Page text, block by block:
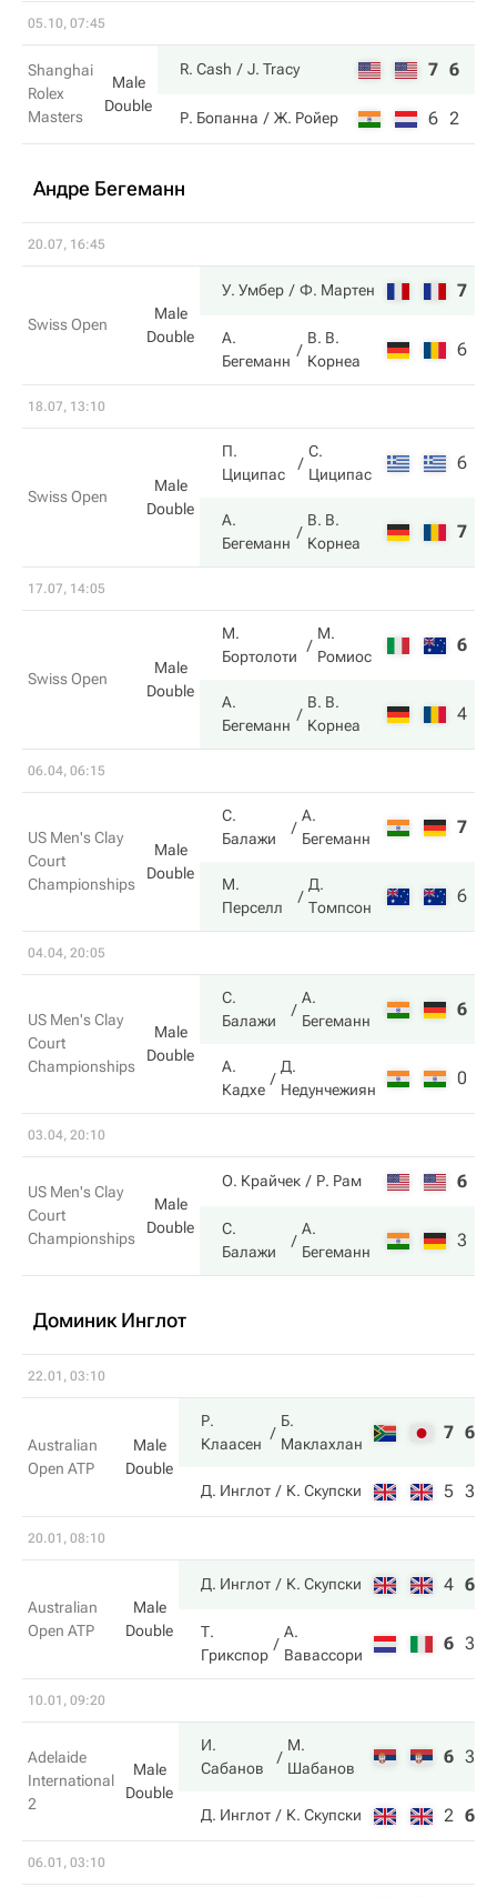
05.10, 07:45
Shanghai
Rolex
Masters
Male
Double
R. Cash J. Tracy 7 6
Р. Бопанна Ж. Ройер 6 2
Андре Бегеманн
20.07, 16:45
Swiss Open
Male
Double
У. Умбер Ф. Мартен 7
А.
Бегеманн
В. В.
Корнеа
6
18.07, 13:10
Swiss Open
Male
Double
П.
Циципас
С.
Циципас
6
А.
Бегеманн
В. В.
Корнеа
7
17.07, 14:05
Swiss Open
Male
Double
М.
Бортолоти
М.
Ромиос
6
А.
Бегеманн
В. В.
Корнеа
4
06.04, 06:15
US Men's Clay
Court
Championships
Male
Double
С.
Балажи
А.
Бегеманн
7
М.
Перселл
Д.
Томпсон
6
04.04, 20:05
US Men's Clay
Court
Championships
Male
Double
С.
Балажи
А.
Бегеманн
6
А.
Кадхе
Д.
Недунчежиян
0
03.04, 20:10
US Men's Clay
Court
Championships
Male
Double
О. Крайчек Р. Рам 6
С.
Балажи
А.
Бегеманн
3
Доминик Инглот
22.01, 03:10
Australian
Open ATP
Male
Double
Р.
Клаасен
Б.
Маклахлан
7 6
Д. Инглот К. Скупски 5 3
20.01, 08:10
Australian
Open ATP
Male
Double
Д. Инглот К. Скупски 4 6
Т.
Грикспор
А.
Вавассори
6 3
10.01, 09:20
Adelaide
International
2
Male
Double
И.
Сабанов
М.
Шабанов
6 3
Д. Инглот К. Скупски 2 6
06.01, 03:10